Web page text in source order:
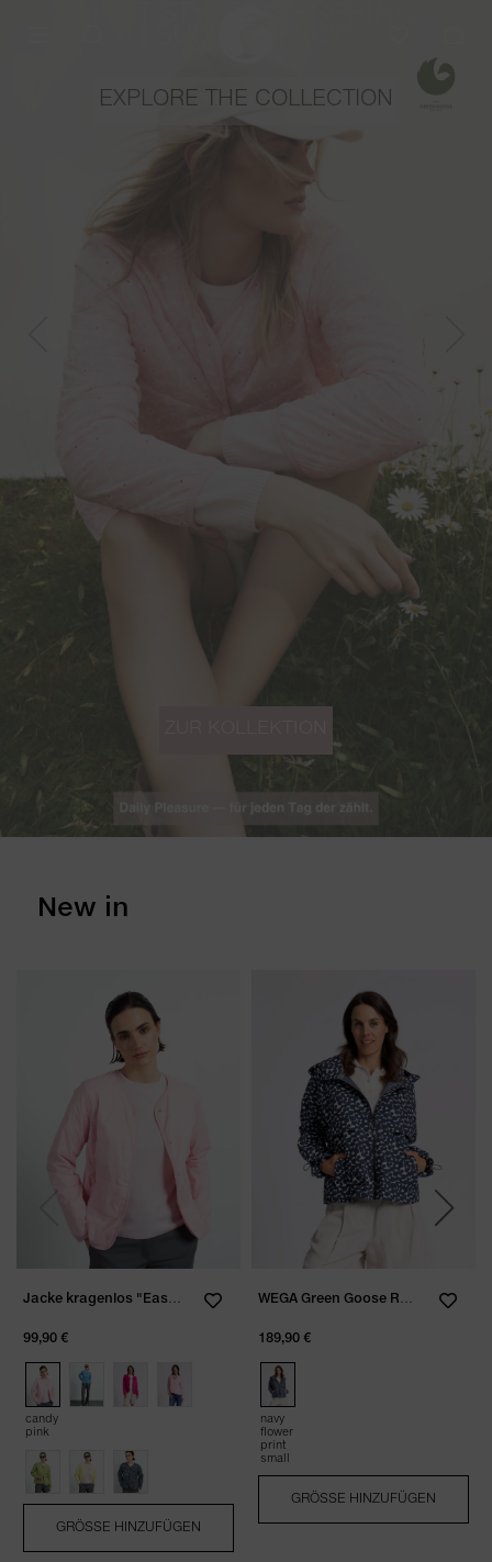
EXPLORE THE COLLECTION
New in
Jacke kragenlos "Easy Soft Price"
99,90 €
candy
pink
GRÖSSE HINZUFÜGEN
WEGA Green Goose Regenjacke
189,90 €
navy
flower
print
small
GRÖSSE HINZUFÜGEN
Next